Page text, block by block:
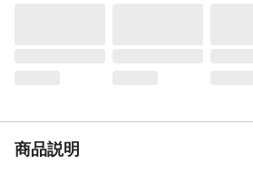
商品説明